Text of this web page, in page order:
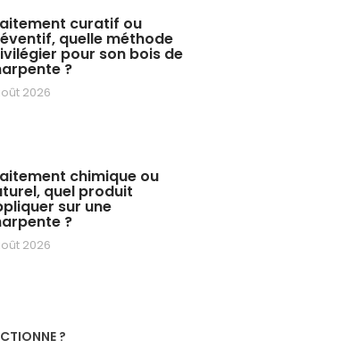
curatif ou
quelle méthode
pour son bois de
?
2026
chimique ou
quel produit
sur une
?
2026
?